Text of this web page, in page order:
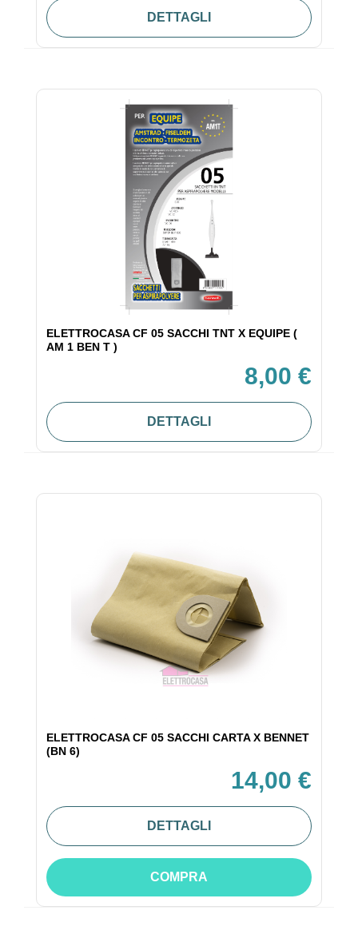
DETTAGLI
ELETTROCASA CF 05 SACCHI TNT X EQUIPE (
AM 1 BEN T )
8,00 €
DETTAGLI
ELETTROCASA CF 05 SACCHI CARTA X BENNET
(BN 6)
14,00 €
DETTAGLI
COMPRA